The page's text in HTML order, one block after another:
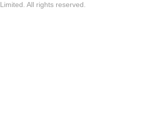
Limited. All rights reserved.